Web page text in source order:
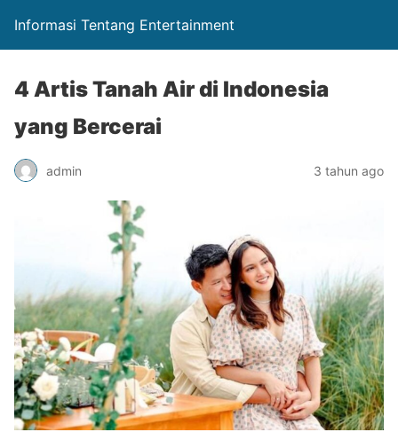
Informasi Tentang Entertainment
4 Artis Tanah Air di Indonesia
yang Bercerai
admin 3 tahun ago